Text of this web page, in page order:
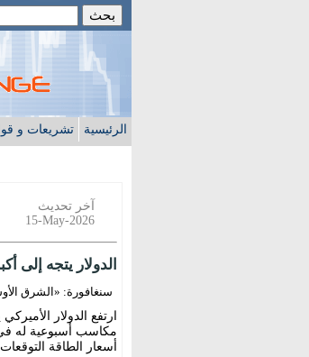
الرئيسية تشريعات و
آخر تحديث
15-May-2026
الدولار يتجه
سنغافورة: «الشرق
ارتفع الدولار
مكاسب أسبوعية له
أسعار الطاقة